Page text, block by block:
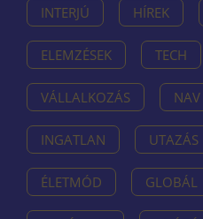
INTERJÚ HÍREK
ELEMZÉSEK TECH
VÁLLALKOZÁS
INGATLAN UTAZÁS
ÉLETMÓD GLOBÁL